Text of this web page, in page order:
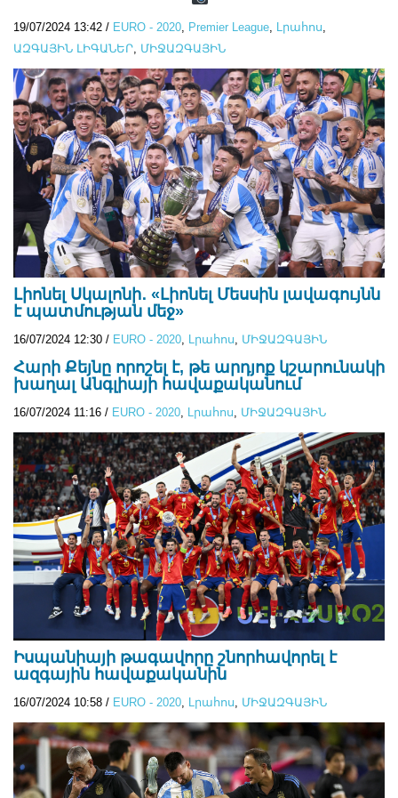
19/07/2024 13:42 / EURO - 2020, Premier League, Lրահոս,
ԱԶԳԱՅԻՆ ԼԻԳԱՆԵՐ, ՄԻՋԱԶԳԱՅԻՆ
Լիոնել Սկալոնի․ «Լիոնել Մեսսին լավագույնն
է պատմության մեջ»
16/07/2024 12:30 / EURO - 2020 Lրահոս ՄԻՋԱԶԳԱՅԻՆ
Հարի Քեյնը որոշել է, թե արդյոք կշարունակի
խաղալ Անգլիայի հավաքականում
16/07/2024 11:16 / EURO - 2020 Lրահոս ՄԻՋԱԶԳԱՅԻՆ
Իսպանիայի թագավորը շնորհավորել է
ազգային հավաքականին
16/07/2024 10:58 / EURO - 2020, Lրահոս, ՄԻՋԱԶԳԱՅԻՆ